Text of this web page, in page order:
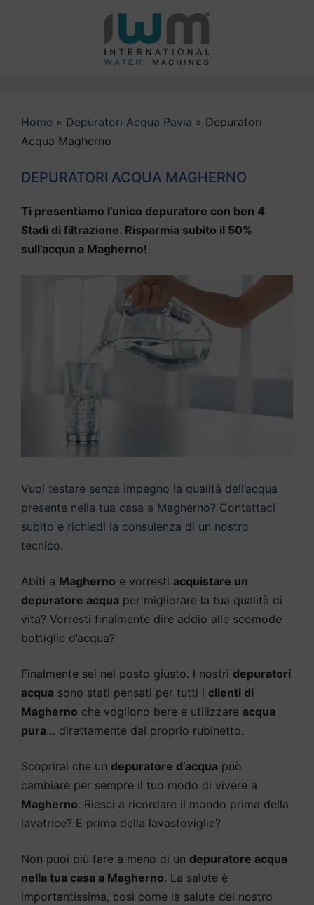
Home » Depuratori Acqua Pavia » Depuratori
Acqua Magherno
DEPURATORI ACQUA MAGHERNO
Ti presentiamo l’unico depuratore con ben 4
Stadi di filtrazione. Risparmia subito il 50%
sull’acqua a Magherno!
Vuoi testare senza impegno la qualità dell’acqua
presente nella tua casa a Magherno? Contattaci
subito e richiedi la consulenza di un nostro
tecnico.
Abiti a Magherno e vorresti acquistare un
depuratore acqua per migliorare la tua qualità di
vita? Vorresti finalmente dire addio alle scomode
bottiglie d’acqua?
Finalmente sei nel posto giusto. I nostri depuratori
acqua sono stati pensati per tutti i clienti di
Magherno che vogliono bere e utilizzare acqua
pura… direttamente dal proprio rubinetto.
Scoprirai che un depuratore d’acqua può
cambiare per sempre il tuo modo di vivere a
Magherno. Riesci a ricordare il mondo prima della
lavatrice? E prima della lavastoviglie?
Non puoi più fare a meno di un depuratore acqua
nella tua casa a Magherno. La salute è
importantissima, così come la salute del nostro